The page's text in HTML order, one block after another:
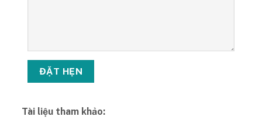
Tài liệu tham khảo: